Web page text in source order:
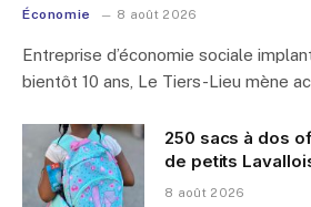
Économie 8 août 2026
Entreprise d’économie sociale
bientôt 10 ans, Le Tiers-Lieu mène
250 sacs à dos
de petits
8 août 2026